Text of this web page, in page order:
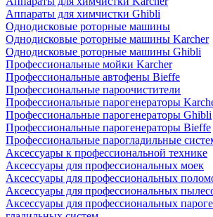
Аппараты для химчистки Ghibli
Однодисковые роторные машины
Однодисковые роторные машины Karcher
Однодисковые роторные машины Ghibli
Профессиональные мойки Karcher
Профессиональные автофены Bieffe
Профессиональные пароочистители
Профессиональные парогенераторы
Профессиональные парогенераторы Ghibli
Профессиональные парогенераторы Bieffe
Профессиональные парогладильные
Аксессуары к профессиональной технике
Аксессуары для профессиональных моек
Аксессуары для профессиональных
Аксессуары для профессиональных
Аксессуары для профессиональных